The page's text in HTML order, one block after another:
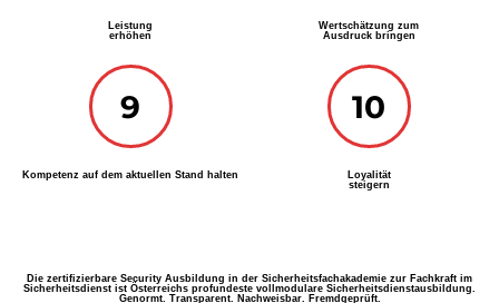
Leistung
erhöhen
Wertschätzung zum
Ausdruck bringen
9
Kompetenz auf dem aktuellen Stand halten
10
Loyalität
steigern
Die zertifizierbare Security Ausbildung in der Sicherheitsfachakademie zur Fachkraft im
Sicherheitsdienst ist Österreichs profundeste vollmodulare Sicherheitsdienstausbildung.
Genormt. Transparent. Nachweisbar. Fremdgeprüft.